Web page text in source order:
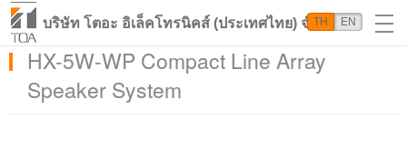
บริษัท โตอะ อิเล็คโทรนิคส์ (ประเทศไทย) จำกัด
TH EN
HX-5W-WP Compact Line Array
Speaker System